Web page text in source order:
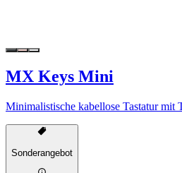
MX Keys Mini
Minimalistische kabellose Tastatur mit
Sonderangebot